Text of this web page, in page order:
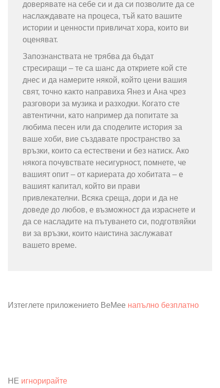
доверявате на себе си и да си позволите да се
наслаждавате на процеса, тъй като вашите
истории и ценности привличат хора, които ви
оценяват.
Запознанствата не трябва да бъдат
стресиращи – те са шанс да откриете кой сте
днес и да намерите някой, който цени вашия
свят, точно както направиха Янез и Ана чрез
разговори за музика и разходки. Когато сте
автентични, като например да попитате за
любима песен или да споделите история за
ваше хоби, вие създавате пространство за
връзки, които са естествени и без натиск. Ако
някога почувствате несигурност, помнете, че
вашият опит – от кариерата до хобитата – е
вашият капитал, който ви прави
привлекателни. Всяка среща, дори и да не
доведе до любов, е възможност да израснете и
да се насладите на пътуването си, подготвяйки
ви за връзки, които наистина заслужават
вашето време.
Изтеглете приложението BeMee напълно безплатно
НЕ игнорирайте